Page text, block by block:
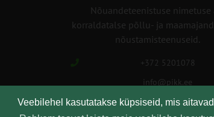
Veebilehel kasutatakse küpsiseid, mis
Nõuandeteenistuse nimetuse
korraldatalse põllu- ja
nõustamisteenuseid.
+372 5201078
info@pikk.ee